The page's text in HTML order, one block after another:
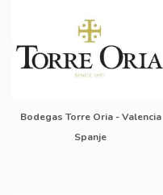
Bodegas Torre Oria - Valencia
Spanje